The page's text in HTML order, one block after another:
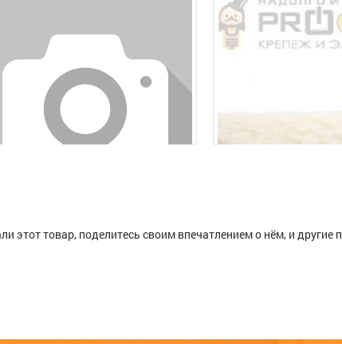
прижимной (для прикатки
Валик сменный из
этот товар, поделитесь своим впечатлением о нём, и другие